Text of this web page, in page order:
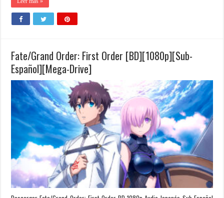
Fate/Grand Order: First Order [BD][1080p][Sub-
Español][Mega-Drive]